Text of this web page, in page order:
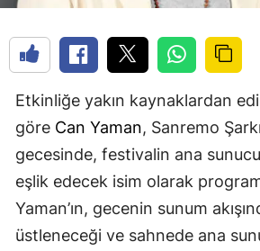
Etkinliğe yakın kaynaklardan
göre Can Yaman, Sanremo
gecesinde, festivalin ana
eşlik edecek isim olarak
Yaman’ın, gecenin sunum
üstleneceği ve sahnede ana